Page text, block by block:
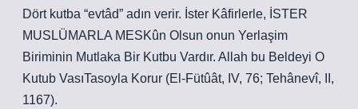
Dört kutba “evtâd” adın verir. İster Kâfirlerle, İSTER
MUSLÜMARLA MESKûn Olsun onun Yerlaşim
Biriminin Mutlaka Bir Kutbu Vardır. Allah bu Beldeyi O
Kutub VasıTasoyla Korur (El-Fütûât, IV, 76; Tehânevî, II,
1167).